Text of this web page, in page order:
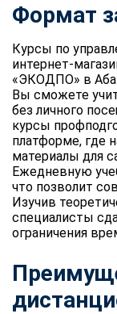
Формат
Курсы по
интернет-
«ЭКОДПО» в
Вы сможете
без личного
курсы
платформе, где
материалы для
Ежедневную
что позволит
Изучив
специалисты
ограничения